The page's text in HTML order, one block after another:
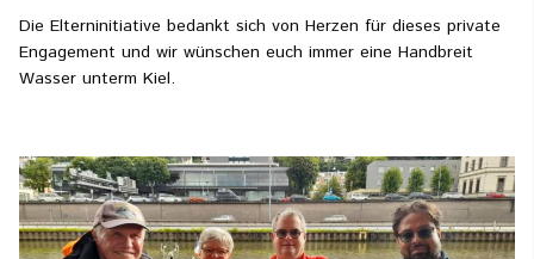
Die Elterninitiative bedankt sich von Herzen für dieses private
Engagement und wir wünschen euch immer eine Handbreit
Wasser unterm Kiel.